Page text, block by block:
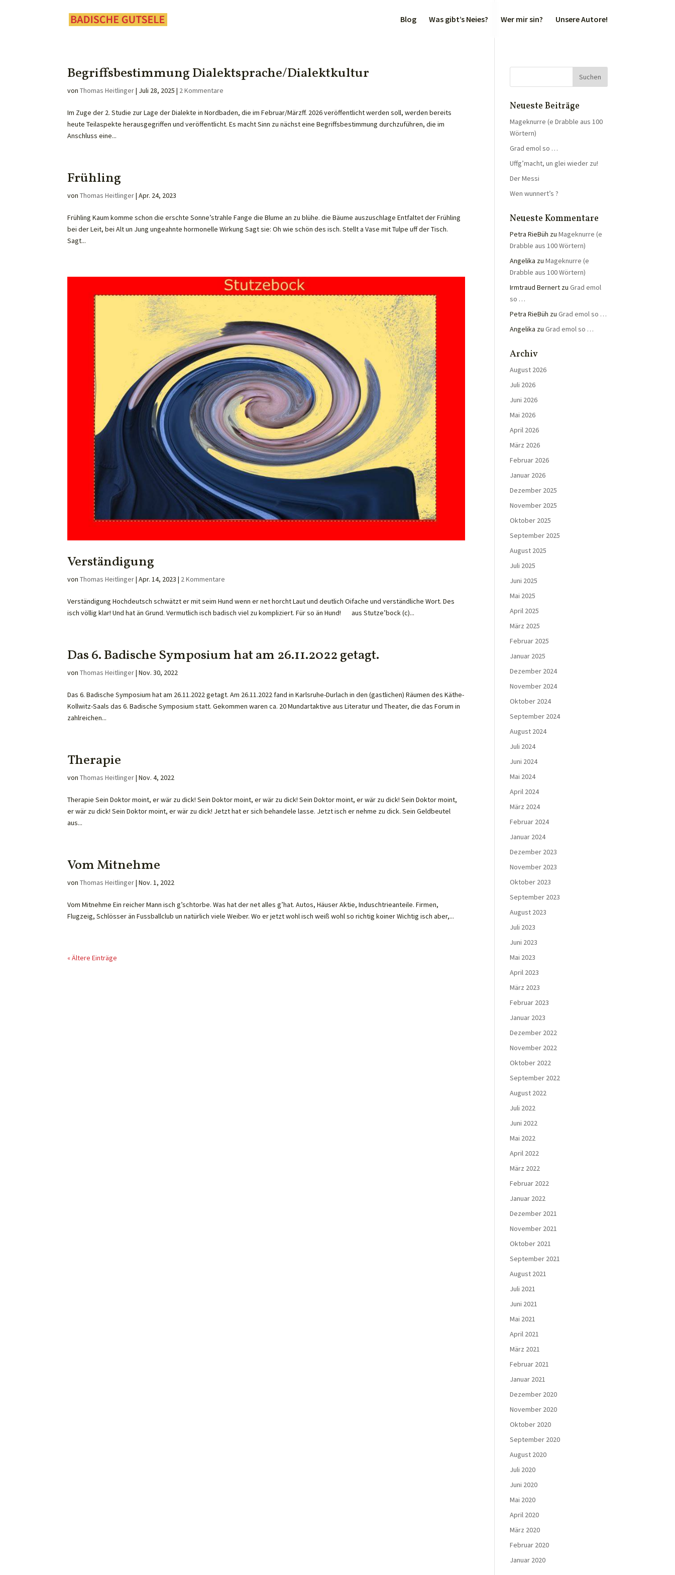
Blog Was gibt’s Neies? Wer mir sin? Unsere Autore!
Begriffsbestimmung Dialektsprache/Dialektkultur
vonThomas Heitlinger| Juli 28, 2025 | 2 Kommentare
Im Zuge der 2. Studie zur Lage der Dialekte in Nordbaden, die im Februar/Märzff. 2026 veröffentlicht werden soll, werden bereits
heute Teilaspekte herausgegriffen und veröffentlicht. Es macht Sinn zu nächst eine Begriffsbestimmung durchzuführen, die im
Anschluss eine...
Frühling
vonThomas Heitlinger|Apr. 24, 2023
Frühling Kaum komme schon die erschte Sonne’strahle Fange die Blume an zu blühe. die Bäume auszuschlage Entfaltet der Frühling
bei der Leit, bei Alt un Jung ungeahnte hormonelle Wirkung Sagt sie: Oh wie schön des isch. Stellt a Vase mit Tulpe uff der Tisch.
Sagt...
Verständigung
vonThomas Heitlinger|Apr. 14, 2023 | 2 Kommentare
Verständigung Hochdeutsch schwätzt er mit seim Hund wenn er net horcht Laut und deutlich Oifache und verständliche Wort. Des
isch völlig klar! Und hat än Grund. Vermutlich isch badisch viel zu kompliziert. Für so än Hund! aus Stutze’bock (c)...
Das 6. Badische Symposium hat am 26.11.2022 getagt.
vonThomas Heitlinger|Nov. 30, 2022
Das 6. Badische Symposium hat am 26.11.2022 getagt. Am 26.11.2022 fand in Karlsruhe-Durlach in den (gastlichen) Räumen des Käthe-
Kollwitz-Saals das 6. Badische Symposium statt. Gekommen waren ca. 20 Mundartaktive aus Literatur und Theater, die das Forum in
zahlreichen...
Therapie
vonThomas Heitlinger|Nov. 4, 2022
Therapie Sein Doktor moint, er wär zu dick! Sein Doktor moint, er wär zu dick! Sein Doktor moint, er wär zu dick! Sein Doktor moint,
er wär zu dick! Sein Doktor moint, er wär zu dick! Jetzt hat er sich behandele lasse. Jetzt isch er nehme zu dick. Sein Geldbeutel
aus...
Vom Mitnehme
vonThomas Heitlinger|Nov. 1, 2022
Vom Mitnehme Ein reicher Mann isch g’schtorbe. Was hat der net alles g’hat. Autos, Häuser Aktie, Induschtrieanteile. Firmen,
Flugzeig, Schlösser än Fussballclub un natürlich viele Weiber. Wo er jetzt wohl isch weiß wohl so richtig koiner Wichtig isch aber,...
« Ältere Einträge
Neueste Beiträge
Mageknurre (e Drabble aus 100
Wörtern)
Grad emol so …
Uffg’macht, un glei wieder zu!
Der Messi
Wen wunnert’s ?
Neueste Kommentare
Petra RieBüh zuMageknurre (e
Drabble aus 100 Wörtern)
Angelika zuMageknurre (e
Drabble aus 100 Wörtern)
Irmtraud Bernert zuGrad emol
so …
Petra RieBüh zuGrad emol so …
Angelika zuGrad emol so …
Archiv
August 2026
Juli 2026
Juni 2026
Mai 2026
April 2026
März 2026
Februar 2026
Januar 2026
Dezember 2025
November 2025
Oktober 2025
September 2025
August 2025
Juli 2025
Juni 2025
Mai 2025
April 2025
März 2025
Februar 2025
Januar 2025
Dezember 2024
November 2024
Oktober 2024
September 2024
August 2024
Juli 2024
Juni 2024
Mai 2024
April 2024
März 2024
Februar 2024
Januar 2024
Dezember 2023
November 2023
Oktober 2023
September 2023
August 2023
Juli 2023
Juni 2023
Mai 2023
April 2023
März 2023
Februar 2023
Januar 2023
Dezember 2022
November 2022
Oktober 2022
September 2022
August 2022
Juli 2022
Juni 2022
Mai 2022
April 2022
März 2022
Februar 2022
Januar 2022
Dezember 2021
November 2021
Oktober 2021
September 2021
August 2021
Juli 2021
Juni 2021
Mai 2021
April 2021
März 2021
Februar 2021
Januar 2021
Dezember 2020
November 2020
Oktober 2020
September 2020
August 2020
Juli 2020
Juni 2020
Mai 2020
April 2020
März 2020
Februar 2020
Januar 2020